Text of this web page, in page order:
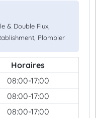
& Double Flux,
Plombier
Horaires
08:00-17:00
08:00-17:00
08:00-17:00